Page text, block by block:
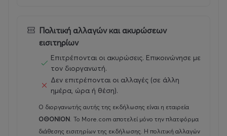
Πολιτική αλλαγών και ακυρώσεων
εισιτηρίων
Επιτρέπονται οι ακυρώσεις. Επικοινώνησε με
τον διοργανωτή.
Δεν επιτρέπονται οι αλλαγές (σε άλλη
ημέρα, ώρα ή θέση).
Ο διοργανωτής αυτής της εκδήλωσης είναι η εταιρεία
ΟΘΟΝΙΟΝ. Το More.com αποτελεί μόνο την πλατφόρμα
διάθεσης εισιτηρίων της εκδήλωσης. Η πολιτική αλλαγών